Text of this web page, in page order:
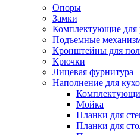
Опоры
Замки
Комплектующие для
Подъемные
Кронштейны для
Крючки
Лицевая фурнитура
Наполнение для
Мойка
Планки для
Планки для